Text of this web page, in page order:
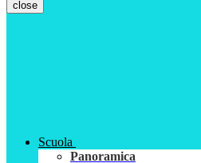
close
Scuola
Panoramica